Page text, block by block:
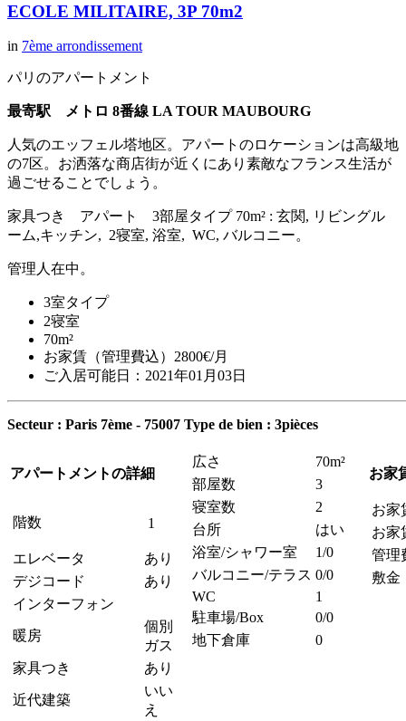
ECOLE MILITAIRE, 3P 70m2
in 7ème arrondissement
パリのアパートメント
最寄駅 メトロ 8番線 LA TOUR MAUBOURG
人気のエッフェル塔地区。アパートのロケーションは高級地
の7区。お洒落な商店街が近くにあり素敵なフランス生活が
過ごせることでしょう。
家具つき アパート 3部屋タイプ 70m² : 玄関, リビングル
ーム,キッチン, 2寝室, 浴室, WC, バルコニー。
管理人在中。
3室タイプ
2寝室
70m²
お家賃（管理費込）2800€/月
ご入居可能日：2021年01月03日
Secteur : Paris 7ème - 75007 Type de bien : 3pièces
アパートメントの詳細
階数 1
エレベータ
あり
デジコード
あり
インターフォン
暖房
個別
ガス
家具つき
あり
近代建築
いい
え
広さ
70m²
部屋数
3
寝室数
2
台所
はい
浴室/シャワー室
1/0
バルコニー/テラス 0/0
WC
1
駐車場/Box
0/0
地下倉庫
0
お家
お家
お
管理
敷金